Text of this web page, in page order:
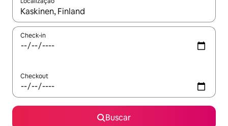
Quando os resultados estiverem disponíveis, explore-os
Check-in
Checkout
Buscar